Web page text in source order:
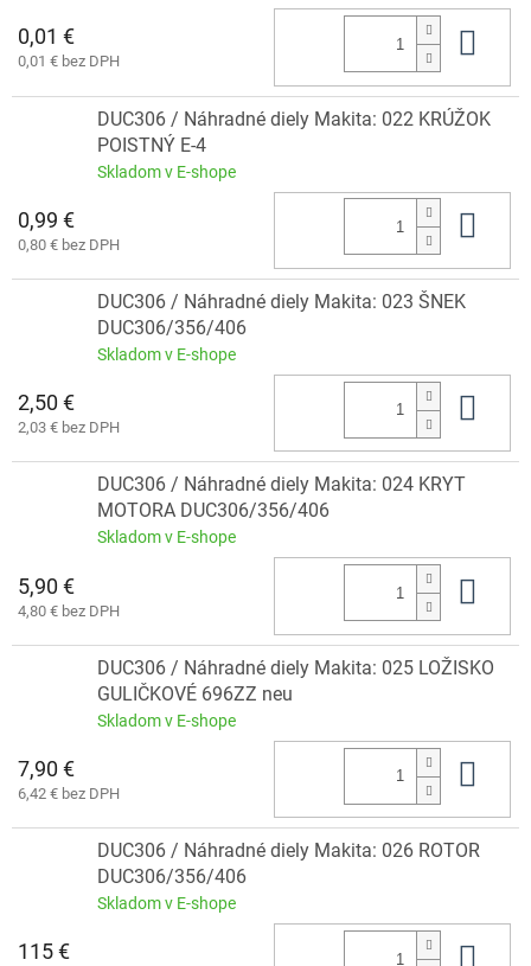
0,01 €
0,01 € bez DPH
DUC306 / Náhradné diely Makita: 022 KRÚŽOK
POISTNÝ E-4
Skladom v E-shope
0,99 €
0,80 € bez DPH
DUC306 / Náhradné diely Makita: 023 ŠNEK
DUC306/356/406
Skladom v E-shope
2,50 €
2,03 € bez DPH
DUC306 / Náhradné diely Makita: 024 KRYT
MOTORA DUC306/356/406
Skladom v E-shope
5,90 €
4,80 € bez DPH
DUC306 / Náhradné diely Makita: 025 LOŽISKO
GULIČKOVÉ 696ZZ neu
Skladom v E-shope
7,90 €
6,42 € bez DPH
DUC306 / Náhradné diely Makita: 026 ROTOR
DUC306/356/406
Skladom v E-shope
115 €